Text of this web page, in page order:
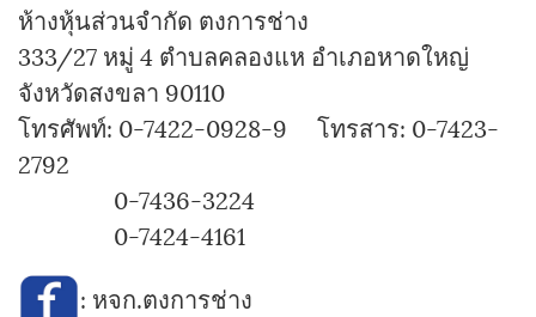
ห้างหุ้นส่วนจำกัด ตงการช่าง
333/27 หมู่ 4 ตำบลคลองแห อำเภอหาดใหญ่
จังหวัดสงขลา 90110
โทรศัพท์: 0-7422-0928-9 โทรสาร: 0-7423-
2792
0-7436-3224
0-7424-4161
: หจก.ตงการช่าง